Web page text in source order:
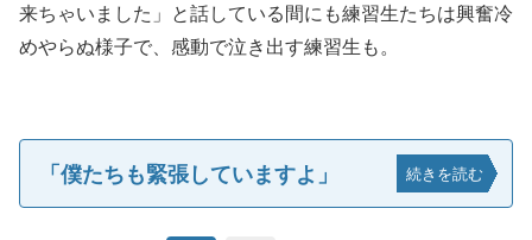
来ちゃいました」と話している間にも練習生たちは興奮冷
めやらぬ様子で、感動で泣き出す練習生も。
「僕たちも緊張していますよ」 続きを読む